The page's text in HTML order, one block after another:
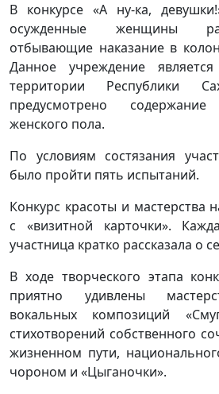
В конкурсе «А ну-ка,
осужденные женщины
отбывающие наказание в
Данное учреждение
территории Республики
предусмотрено содержание
женского пола.
По условиям состязания
было пройти пять испытаний.
Конкурс красоты и мастерства
с «визитной карточки».
участница кратко рассказала о
В ходе творческого этапа
приятно удивлены
вокальных композиций
стихотворений собственного
жизненном пути,
чороном и «Цыганочки».